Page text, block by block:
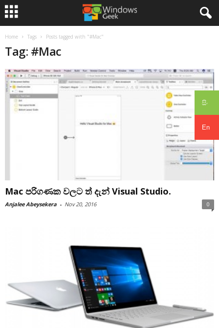
සිං
En
Home Tags Posts tagged with "#Mac"
Tag: #Mac
Mac පරිගණක වලට ත් දැන් Visual Studio.
Anjalee Abeysekera - Nov 20, 2016 0